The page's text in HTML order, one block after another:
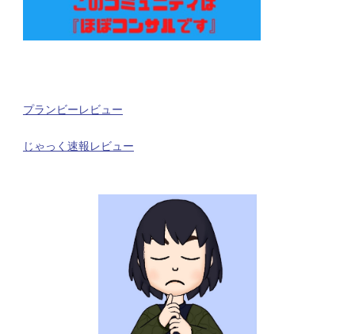
プランビーレビュー
じゃっく速報レビュー